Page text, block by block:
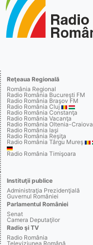
Reţeaua Regională
România Regional
Radio România Bucureşti FM
Radio România Braşov FM
Radio România Cluj
Radio România Constanţa
Radio România Vacanţa
Radio România Oltenia-Craiova
Radio România Iaşi
Radio România Reşiţa
Radio România Târgu Mureş
Radio România Timişoara
Instituţii publice
Administraţia Prezidenţială
Guvernul României
Parlamentul României
Senat
Camera Deputaţilor
Radio şi TV
Radio România
Televiziunea Română